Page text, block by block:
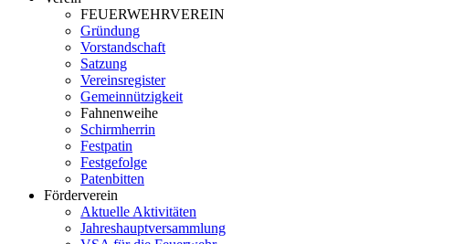
FEUERWEHRVEREIN
Gründung
Vorstandschaft
Satzung
Vereinsregister
Gemeinnützigkeit
Fahnenweihe
Schirmherrin
Festpatin
Festgefolge
Patenbitten
Förderverein
Aktuelle Aktivitäten
Jahreshauptversammlung